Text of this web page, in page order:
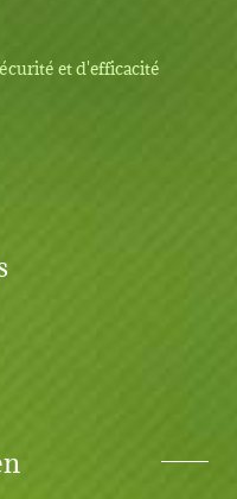
et d'efficacité